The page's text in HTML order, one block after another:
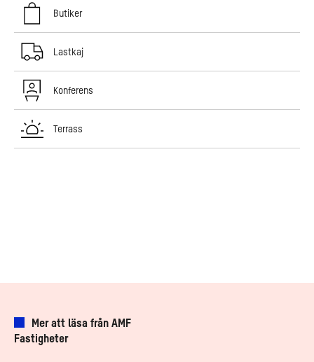
Butiker
Lastkaj
Konferens
Terrass
Mer att läsa från AMF
Fastigheter